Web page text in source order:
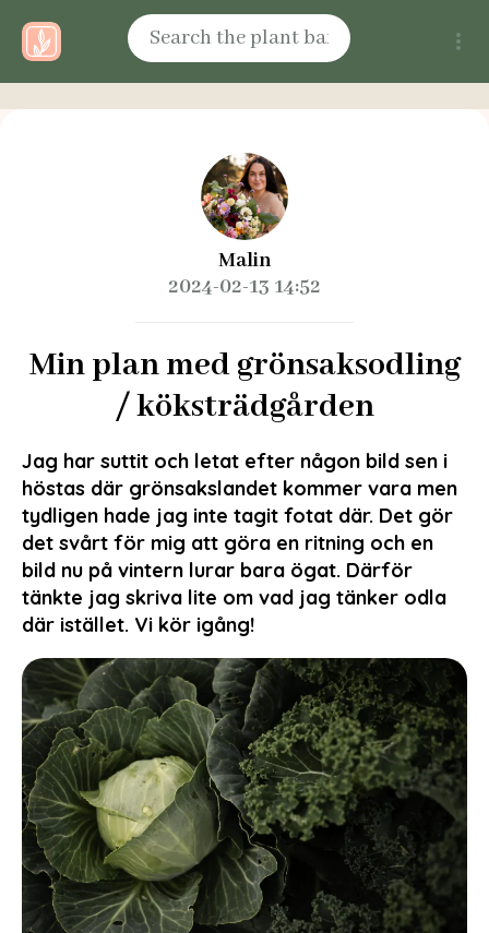
Malin
2024-02-13 14:52
Min plan med grönsaksodling
/ köksträdgården
Jag har suttit och letat efter någon bild sen i
höstas där grönsakslandet kommer vara men
tydligen hade jag inte tagit fotat där. Det gör
det svårt för mig att göra en ritning och en
bild nu på vintern lurar bara ögat. Därför
tänkte jag skriva lite om vad jag tänker odla
där istället. Vi kör igång!